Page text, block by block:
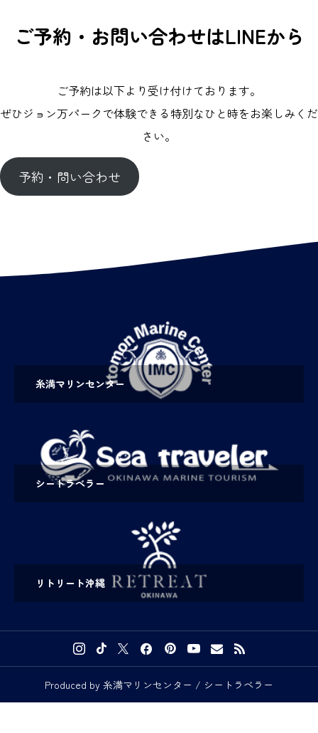
ご予約・お問い合わせはLINEから
ご予約は以下より受け付けております。
ぜひジョン万パークで体験できる特別なひと時をお楽しみくだ
さい。
予約・問い合わせ
糸満マリンセンター
シートラベラー
リトリート沖縄
Produced by 糸満マリンセンター / シートラベラー